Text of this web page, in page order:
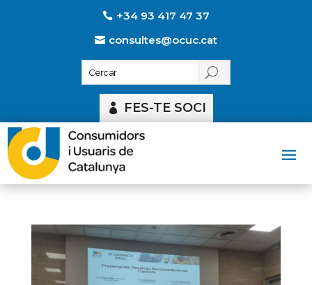
+34 93 417 47 37
consultes@ocuc.cat
FES-TE SOCI